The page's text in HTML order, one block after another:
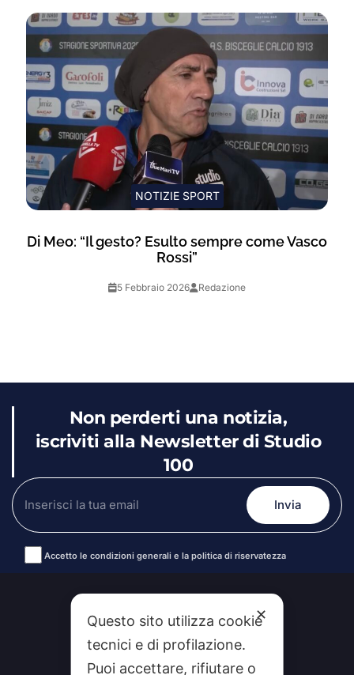
NOTIZIE SPORT
Di Meo: “Il gesto? Esulto sempre come Vasco
Rossi”
5 Febbraio 2026 Redazione
Non perderti una notizia,
iscriviti alla Newsletter di Studio
100
Accetto le condizioni generali e la politica di riservatezza
✕
Questo sito utilizza cookie
tecnici e di profilazione.
Puoi accettare, rifiutare o